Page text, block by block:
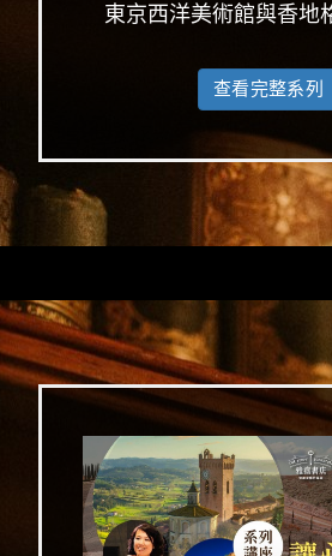
東京西洋美術館與香地
查看完整系列